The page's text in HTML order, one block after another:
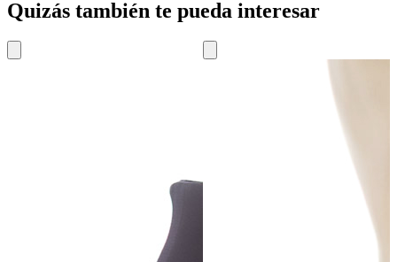
Quizás también te pueda interesar